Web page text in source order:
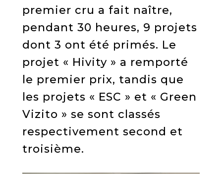
premier cru a fait naître,
pendant 30 heures, 9 projets
dont 3 ont été primés. Le
projet « Hivity » a remporté
le premier prix, tandis que
les projets « ESC » et « Green
Vizito » se sont classés
respectivement second et
troisième.